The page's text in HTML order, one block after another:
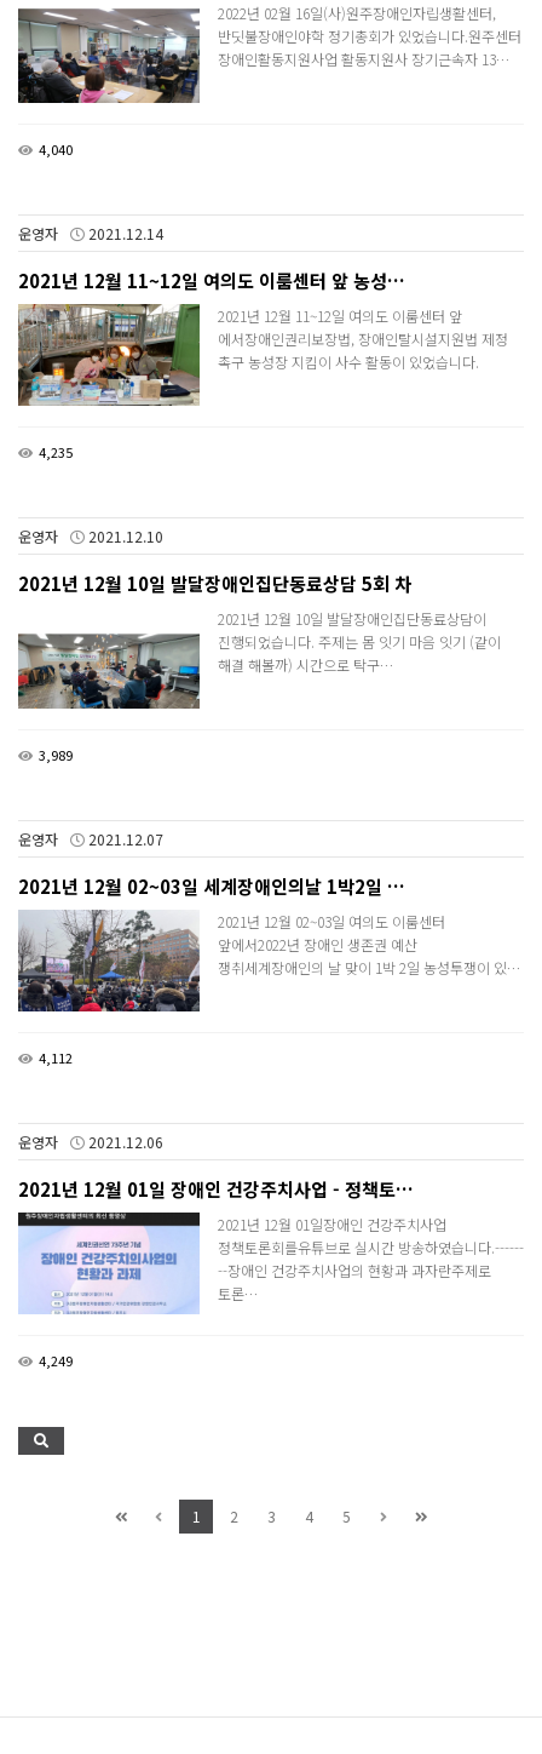
2022년 02월 16일(사)원주장애인자립생활센터,
반딧불장애인야학 정기총회가 있었습니다.​원주센터
장애인활동지원사업 활동지원사 장기근속자 13…
4,040
운영자 2021.12.14
2021년 12월 11~12일 여의도 이룸센터 앞 농성…
2021년 12월 11~12일 여의도 이룸센터 앞
에서장애인권리보장법, 장애인탈시설지원법 제정
촉구 농성장 지킴이 사수 활동이 있었습니다.
4,235
운영자 2021.12.10
2021년 12월 10일 발달장애인집단동료상담 5회 차
2021년 12월 10일 발달장애인집단동료상담이
진행되었습니다. 주제는 몸 잇기 마음 잇기 (같이
해결 해볼까) 시간으로 탁구…
3,989
운영자 2021.12.07
2021년 12월 02~03일 세계장애인의날 1박2일 …
2021년 12월 02~03일​ 여의도 이룸센터
앞에서2022년 장애인 생존권 예산
쟁취세계장애인의 날 맞이 1박 2일 농성투쟁이 있…
4,112
운영자 2021.12.06
2021년 12월 01일 장애인 건강주치사업 - 정책토…
2021년 12월 01일장애인 건강주치사업
정책토론회를유튜브로 실시간 방송하였습니다.------
--장애인 건강주치사업의 현황과 과자란주제로
토론…
4,249
1 2 3 4 5